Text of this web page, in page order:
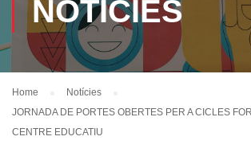
NOTÍCIES
Home
Notícies
JORNADA DE PORTES OBERTES PER A CICLES
CENTRE EDUCATIU